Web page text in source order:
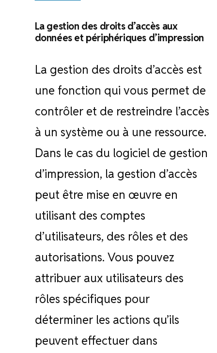
La gestion des droits d’accès aux
données et périphériques d’impression
La gestion des droits d’accès est
une fonction qui vous permet de
contrôler et de restreindre l’accès
à un système ou à une ressource.
Dans le cas du logiciel de gestion
d’impression, la gestion d’accès
peut être mise en œuvre en
utilisant des comptes
d’utilisateurs, des rôles et des
autorisations. Vous pouvez
attribuer aux utilisateurs des
rôles spécifiques pour
déterminer les actions qu’ils
peuvent effectuer dans